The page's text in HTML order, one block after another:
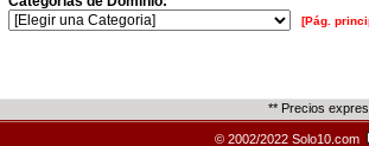
[Pág.
** Precios
© 2002/2022 Solo10.com